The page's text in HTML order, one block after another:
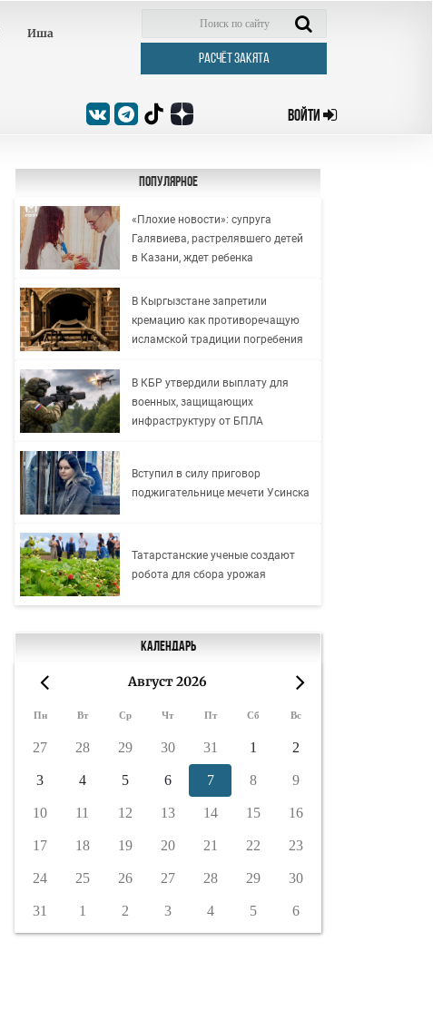
Иша
РАСЧЁТ ЗАКЯТА
ВОЙТИ
Популярное
«Плохие новости»: супруга
Галявиева, растрелявшего детей
в Казани, ждет ребенка
В Кыргызстане запретили
кремацию как противоречащую
исламской традиции погребения
В КБР утвердили выплату для
военных, защищающих
инфраструктуру от БПЛА
Вступил в силу приговор
поджигательнице мечети Усинска
Татарстанские ученые создают
робота для сбора урожая
Календарь
Август 2026
Пн Вт Ср Чт Пт Сб Вс
27 28 29 30 31 1 2
3 4 5 6 7 8 9
10 11 12 13 14 15 16
17 18 19 20 21 22 23
24 25 26 27 28 29 30
31 1 2 3 4 5 6